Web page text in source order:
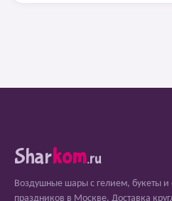
Sharkom.ru
Воздушные шары с гелием, букеты
праздников в Москве. Доставка